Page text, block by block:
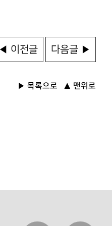
◀ 이전글 다음글 ▶
▶ 목록으로 ▲ 맨위로